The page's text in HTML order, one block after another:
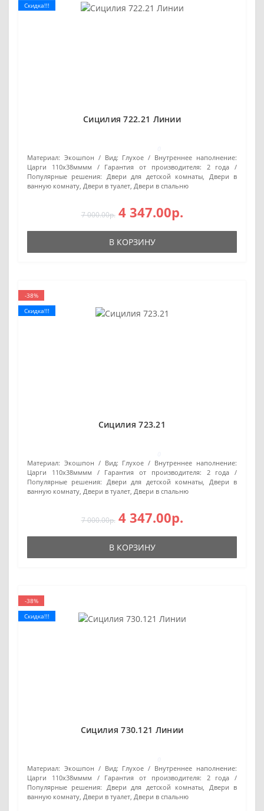
Скидка!!!
Сицилия 722.21 Линии
Материал: Экошпон Вид: Глухое
Внутреннее наполнение:
Царги 110х38мммм
Гарантия от производителя:
2 года
Популярные решения:
Двери для детской комнаты, Двери в
ванную комнату, Двери в туалет, Двери в спальню
7 000.00р. 4 347.00р.
В КОРЗИНУ
-38%
Скидка!!!
Сицилия 723.21
Материал: Экошпон Вид: Глухое
Внутреннее наполнение:
Царги 110х38мммм
Гарантия от производителя:
2 года
Популярные решения:
Двери для детской комнаты, Двери в
ванную комнату, Двери в туалет, Двери в спальню
7 000.00р. 4 347.00р.
В КОРЗИНУ
-38%
Скидка!!!
Сицилия 730.121 Линии
Материал: Экошпон Вид: Глухое
Внутреннее наполнение:
Царги 110х38мммм
Гарантия от производителя:
2 года
Популярные решения:
Двери для детской комнаты, Двери в
ванную комнату, Двери в туалет, Двери в спальню